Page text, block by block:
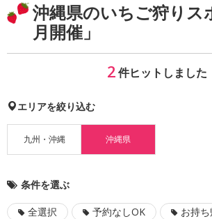
沖縄県のいちご狩りス
月開催」
2件ヒットしました
エリアを絞り込む
九州・沖縄 沖縄県
条件を選ぶ
全選択 予約なしOK お持